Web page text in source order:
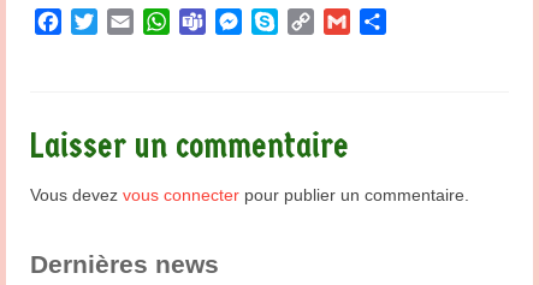
Facebook
TwitterEmailWhatsApp
TeamsMessenger
SkypeCopy Gmail
Laisser un commentaire
Vous devez vous connecter pour publier un commentaire.
Dernières news